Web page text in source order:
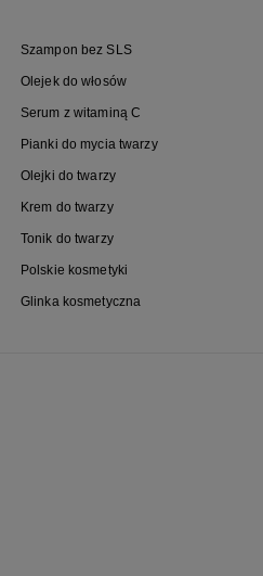
Szampon bez SLS
Olejek do włosów
Serum z witaminą C
Pianki do mycia twarzy
Olejki do twarzy
Krem do twarzy
Tonik do twarzy
Polskie kosmetyki
Glinka kosmetyczna